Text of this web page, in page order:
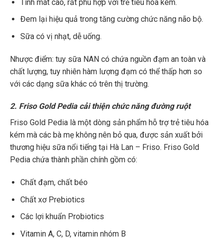
Tính mát cao, rất phù hợp với trẻ tiêu hóa kém.
Đem lại hiệu quả trong tăng cường chức năng não bộ.
Sữa có vị nhạt, dễ uống.
Nhược điểm: tuy sữa NAN có chứa nguồn đạm an toàn và
chất lượng, tuy nhiên hàm lượng đạm có thể thấp hơn so
với các dạng sữa khác có trên thị trường.
2. Friso Gold Pedia cải thiện chức năng đường ruột
Friso Gold Pedia là một dòng sản phẩm hỗ trợ trẻ tiêu hóa
kém mà các bà mẹ không nên bỏ qua, được sản xuất bởi
thương hiệu sữa nổi tiếng tại Hà Lan – Friso. Friso Gold
Pedia chứa thành phần chính gồm có:
Chất đạm, chất béo
Chất xơ Prebiotics
Các lợi khuẩn Probiotics
Vitamin A, C, D, vitamin nhóm B